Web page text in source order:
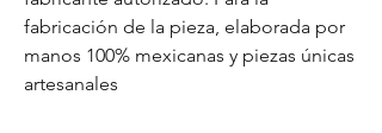
fabricación de la pieza, elaborada por
manos 100% mexicanas y piezas únicas
artesanales